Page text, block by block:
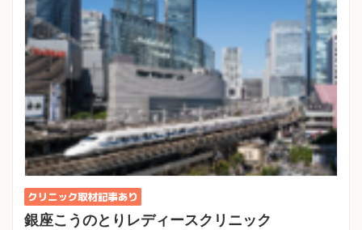
銀座こうのとりレディースクリニック